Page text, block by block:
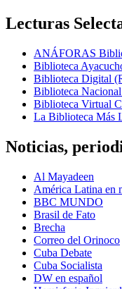
Lecturas
ANÁFORAS
Biblioteca
Biblioteca Digital
Biblioteca
Biblioteca Virtual
La Biblioteca Más
Noticias,
Al Mayadeen
América Latina en
BBC MUNDO
Brasil de Fato
Brecha
Correo del Orinoco
Cuba Debate
Cuba Socialista
DW en español